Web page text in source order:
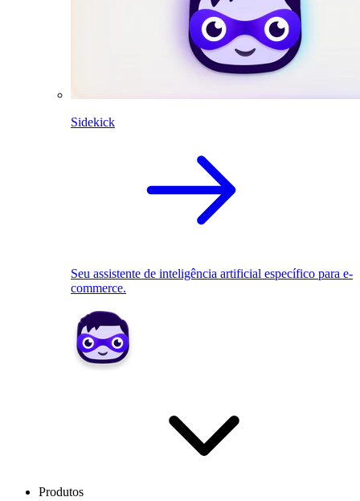
Sidekick
Seu assistente de inteligência artificial específico para e-
commerce.
Produtos